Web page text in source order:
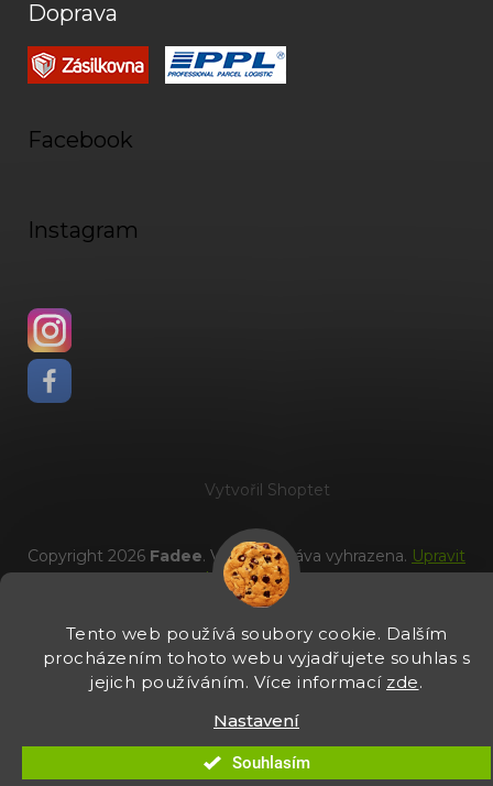
Tento web používá soubory cookie. Dalším
procházením tohoto webu vyjadřujete souhlas s
jejich používáním. Více informací zde.
Nastavení
Souhlasím
Doprava
Facebook
Instagram
Vytvořil Shoptet
Copyright 2026 Fadee. Všechna práva vyhrazena. Upravit
nastavení cookies